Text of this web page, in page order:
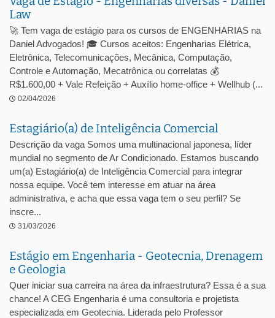
Law
🚀 Tem vaga de estágio para os cursos de ENGENHARIAS na
Daniel Advogados! 🎓 Cursos aceitos: Engenharias Elétrica,
Eletrônica, Telecomunicações, Mecânica, Computação,
Controle e Automação, Mecatrônica ou correlatas 💰
R$1.600,00 + Vale Refeição + Auxílio home-office + Wellhub (...
02/04/2026
Estagiário(a) de Inteligência Comercial
Descrição da vaga Somos uma multinacional japonesa, líder
mundial no segmento de Ar Condicionado. Estamos buscando
um(a) Estagiário(a) de Inteligência Comercial para integrar
nossa equipe. Você tem interesse em atuar na área
administrativa, e acha que essa vaga tem o seu perfil? Se
inscre...
31/03/2026
Estágio em Engenharia - Geotecnia, Drenagem
e Geologia
Quer iniciar sua carreira na área da infraestrutura? Essa é a sua
chance! A CEG Engenharia é uma consultoria e projetista
especializada em Geotecnia. Liderada pelo Professor